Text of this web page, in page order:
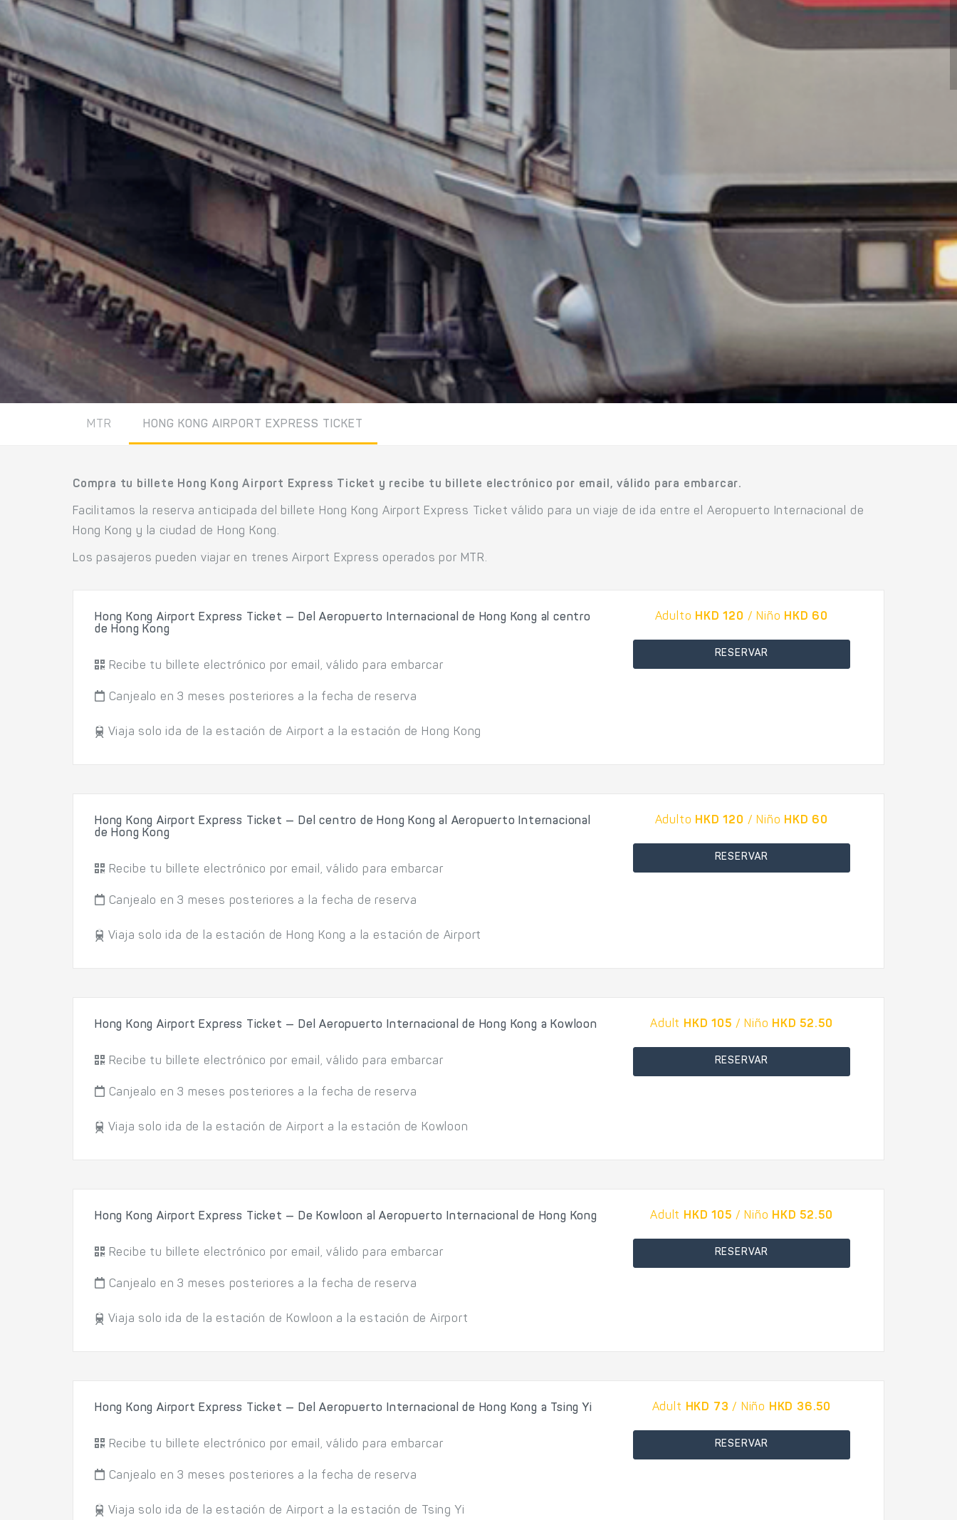
MTR HONG KONG AIRPORT EXPRESS TICKET
Compra tu billete Hong Kong Airport Express Ticket y recibe tu billete electrónico por email, válido para embarcar.
Facilitamos la reserva anticipada del billete Hong Kong Airport Express Ticket válido para un viaje de ida entre el Aeropuerto Internacional de
Hong Kong y la ciudad de Hong Kong.
Los pasajeros pueden viajar en trenes Airport Express operados por MTR.
Hong Kong Airport Express Ticket — Del Aeropuerto Internacional de Hong Kong al centro
de Hong Kong
Recibe tu billete electrónico por email, válido para embarcar
Canjealo en 3 meses posteriores a la fecha de reserva
Viaja solo ida de la estación de Airport a la estación de Hong Kong
Adulto HKD 120 / Niño HKD 60
RESERVAR
Hong Kong Airport Express Ticket — Del centro de Hong Kong al Aeropuerto Internacional
de Hong Kong
Recibe tu billete electrónico por email, válido para embarcar
Canjealo en 3 meses posteriores a la fecha de reserva
Viaja solo ida de la estación de Hong Kong a la estación de Airport
Adulto HKD 120 / Niño HKD 60
RESERVAR
Hong Kong Airport Express Ticket — Del Aeropuerto Internacional de Hong Kong a Kowloon
Recibe tu billete electrónico por email, válido para embarcar
Canjealo en 3 meses posteriores a la fecha de reserva
Viaja solo ida de la estación de Airport a la estación de Kowloon
Adult HKD 105 / Niño HKD 52.50
RESERVAR
Hong Kong Airport Express Ticket — De Kowloon al Aeropuerto Internacional de Hong Kong
Recibe tu billete electrónico por email, válido para embarcar
Canjealo en 3 meses posteriores a la fecha de reserva
Viaja solo ida de la estación de Kowloon a la estación de Airport
Adult HKD 105 / Niño HKD 52.50
RESERVAR
Hong Kong Airport Express Ticket — Del Aeropuerto Internacional de Hong Kong a Tsing Yi
Recibe tu billete electrónico por email, válido para embarcar
Canjealo en 3 meses posteriores a la fecha de reserva
Viaja solo ida de la estación de Airport a la estación de Tsing Yi
Adult HKD 73 / Niño HKD 36.50
RESERVAR